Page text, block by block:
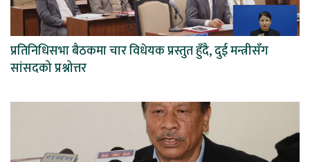
प्रतिनिधिसभा बैठकमा चार विधेयक प्रस्तुत हुँदै, दुई मन्त्रीसँग
सांसदको प्रश्नोत्तर